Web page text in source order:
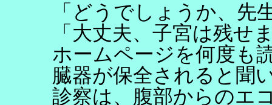
「どうでしょうか、先
「大丈夫、子宮は残せ
ホームページを何度も
臓器が保全されると聞
診察は、腹部からのエ